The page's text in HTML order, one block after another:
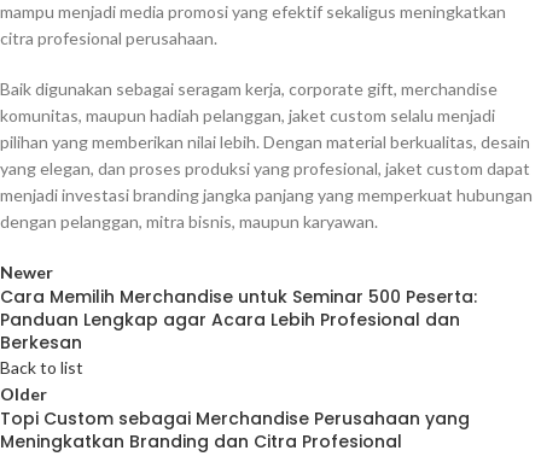
mampu menjadi media promosi yang efektif sekaligus meningkatkan
citra profesional perusahaan.
Baik digunakan sebagai seragam kerja, corporate gift, merchandise
komunitas, maupun hadiah pelanggan, jaket custom selalu menjadi
pilihan yang memberikan nilai lebih. Dengan material berkualitas, desain
yang elegan, dan proses produksi yang profesional, jaket custom dapat
menjadi investasi branding jangka panjang yang memperkuat hubungan
dengan pelanggan, mitra bisnis, maupun karyawan.
Newer
Cara Memilih Merchandise untuk Seminar 500 Peserta:
Panduan Lengkap agar Acara Lebih Profesional dan
Berkesan
Back to list
Older
Topi Custom sebagai Merchandise Perusahaan yang
Meningkatkan Branding dan Citra Profesional